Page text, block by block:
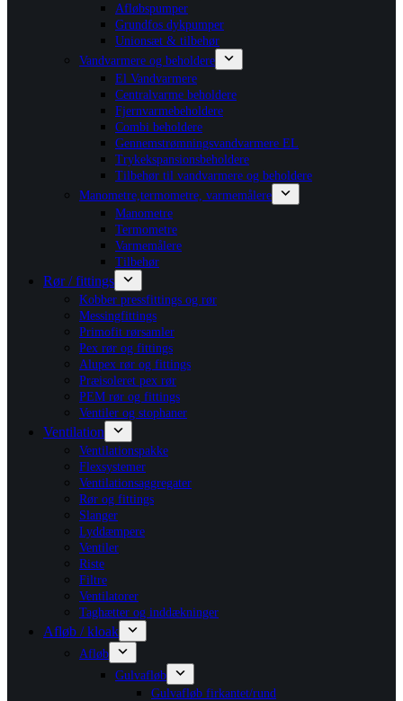
Afløbspumper
Grundfos dykpumper
Unionsæt & tilbehør
Vandvarmere og beholdere
El Vandvarmere
Centralvarme beholdere
Fjernvarmebeholdere
Combi beholdere
Gennemstrømningsvandvarmere EL
Trykekspansionsbeholdere
Tilbehør til vandvarmere og beholdere
Manometre,termometre, varmemålere
Manometre
Termometre
Varmemålere
Tilbehør
Rør / fittings
Kobber pressfittings og rør
Messingfittings
Primofit rørsamler
Pex rør og fittings
Alupex rør og fittings
Præisoleret pex rør
PEM rør og fittings
Ventiler og stophaner
Ventilation
Ventilationspakke
Flexsystemer
Ventilationsaggregater
Rør og fittings
Slanger
Lyddæmpere
Ventiler
Riste
Filtre
Ventilatorer
Taghætter og inddækninger
Afløb / kloak
Afløb
Gulvafløb
Gulvafløb firkantet/rund